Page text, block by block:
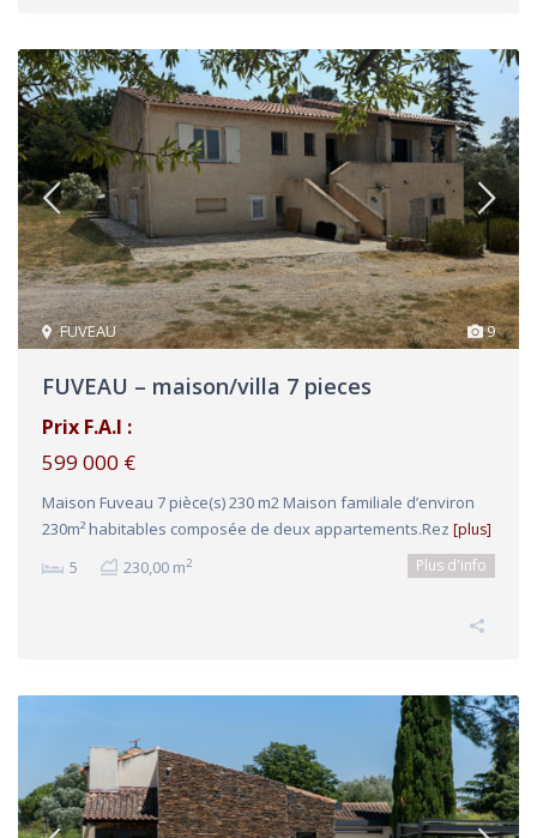
9
FUVEAU
FUVEAU – maison/villa 7 pieces
Prix F.A.I :
599 000 €
Maison Fuveau 7 pièce(s) 230 m2 Maison familiale d’environ
230m² habitables composée de deux appartements.Rez [plus]
5 230,00 m2 Plus d'info